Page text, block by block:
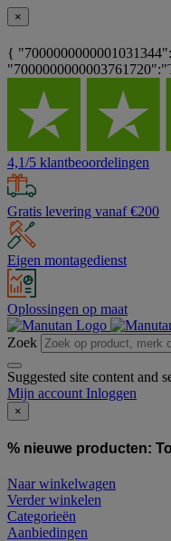
×
{
4,1/5 klantbeoordelingen
Gratis levering vanaf €200
Eigen montagedienst
Oplossingen op maat
Zoek
Suggested site content and
Mijn account Inloggen
×
% nieuwe producten:
Naar winkelwagen
Verder winkelen
Categorieën
Aanbiedingen